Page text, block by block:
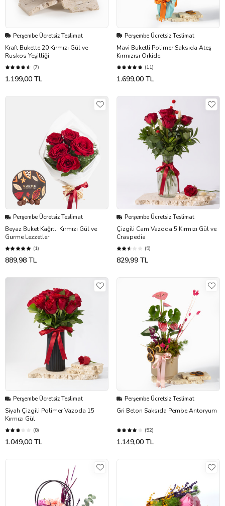
Perşembe Ücretsiz Teslimat
Kraft Bukette 20 Kırmızı Gül ve
Ruskos Yeşilliği
(7)
1.199,00 TL
Perşembe Ücretsiz Teslimat
Mavi Buketli Polimer Saksıda Ateş
Kırmızısı Orkide
(11)
1.699,00 TL
Perşembe Ücretsiz Teslimat
Beyaz Buket Kağıtlı Kırmızı Gül ve
Gurme Lezzetler
(1)
889,98 TL
Perşembe Ücretsiz Teslimat
Çizgili Cam Vazoda 5 Kırmızı Gül ve
Craspedia
(5)
829,99 TL
Perşembe Ücretsiz Teslimat
Siyah Çizgili Polimer Vazoda 15
Kırmızı Gül
(8)
1.049,00 TL
Perşembe Ücretsiz Teslimat
Gri Beton Saksıda Pembe Antoryum
(52)
1.149,00 TL